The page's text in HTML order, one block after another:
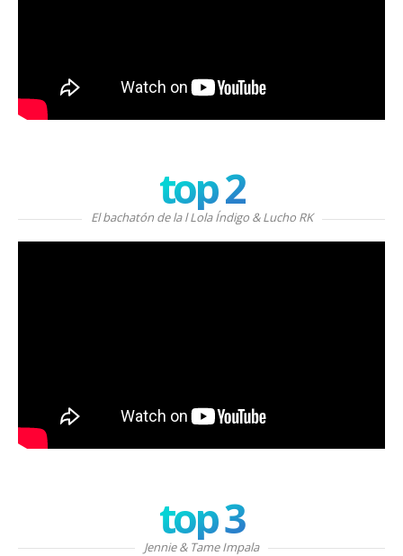
top 2
El bachatón de la l Lola Índigo & Lucho RK
top 3
Jennie & Tame Impala